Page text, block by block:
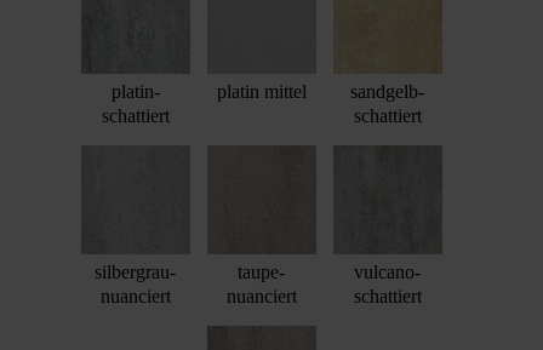
platin-
schattiert
platin mittel
sandgelb-
schattiert
silbergrau-
nuanciert
taupe-
nuanciert
vulcano-
schattiert